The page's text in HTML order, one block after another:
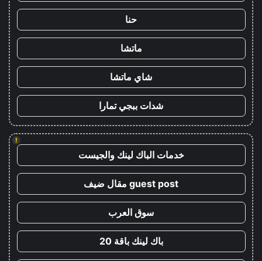
حنا
ماتشا
شاي ماتشا
شدات ببجي تمارا
!
خدمات الباك لينك والجيست
guest post مقال ضيف
سوق العرب
باك لينك باقة 20